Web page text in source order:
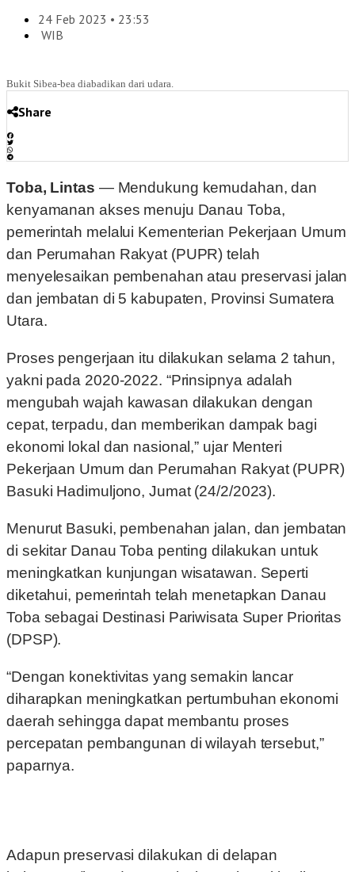
24 Feb 2023 • 23:53
WIB
Bukit Sibea-bea diabadikan dari udara.
Share
Toba, Lintas — Mendukung kemudahan, dan
kenyamanan akses menuju Danau Toba,
pemerintah melalui Kementerian Pekerjaan Umum
dan Perumahan Rakyat (PUPR) telah
menyelesaikan pembenahan atau preservasi jalan
dan jembatan di 5 kabupaten, Provinsi Sumatera
Utara.
Proses pengerjaan itu dilakukan selama 2 tahun,
yakni pada 2020-2022. “Prinsipnya adalah
mengubah wajah kawasan dilakukan dengan
cepat, terpadu, dan memberikan dampak bagi
ekonomi lokal dan nasional,” ujar Menteri
Pekerjaan Umum dan Perumahan Rakyat (PUPR)
Basuki Hadimuljono, Jumat (24/2/2023).
Menurut Basuki, pembenahan jalan, dan jembatan
di sekitar Danau Toba penting dilakukan untuk
meningkatkan kunjungan wisatawan. Seperti
diketahui, pemerintah telah menetapkan Danau
Toba sebagai Destinasi Pariwisata Super Prioritas
(DPSP).
“Dengan konektivitas yang semakin lancar
diharapkan meningkatkan pertumbuhan ekonomi
daerah sehingga dapat membantu proses
percepatan pembangunan di wilayah tersebut,”
paparnya.
Adapun preservasi dilakukan di delapan